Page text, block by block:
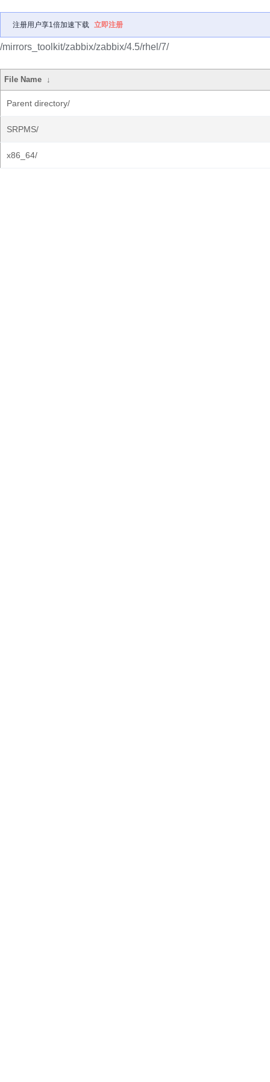
注册用户享1倍加速下载 立即注册
/mirrors_toolkit/zabbix/zabbix/4.5/rhel/7/
File Name ↓
Parent directory/
SRPMS/
x86_64/